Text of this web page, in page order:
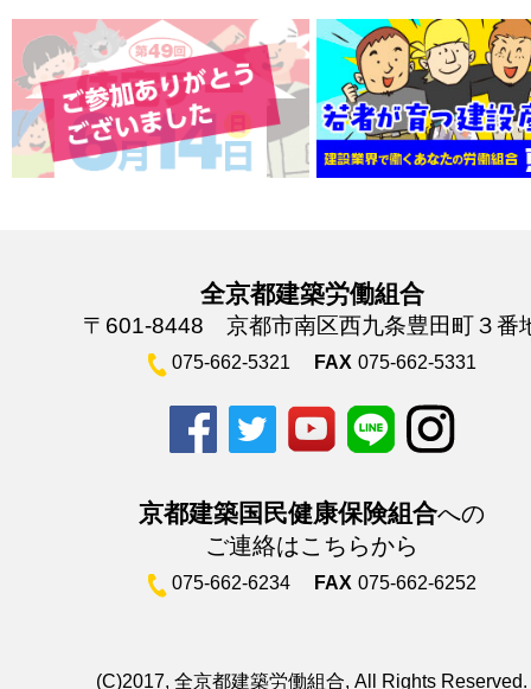
全京都建築労働組合
〒601-8448 京都市南区西九条豊田町３番
075-662-5321 FAX 075-662-5331
京都建築国民健康保険組合への
ご連絡はこちらから
075-662-6234 FAX 075-662-6252
(C)2017, 全京都建築労働組合, All Rights Reserved.